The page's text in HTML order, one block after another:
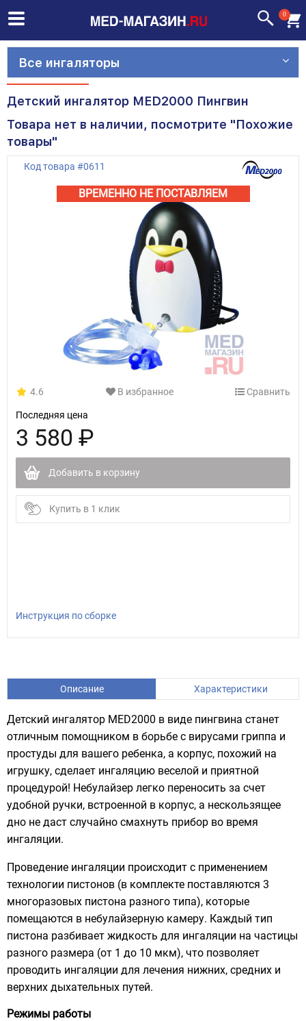
0
Все ингаляторы
Детский ингалятор MED2000 Пингвин
Товара нет в наличии, посмотрите "Похожие
товары"
Код товара #0611
ВРЕМЕННО НЕ ПОСТАВЛЯЕМ
4.6 В избранное Сравнить
Последняя цена
3 580 ₽
Добавить в корзину
Купить в 1 клик
Инструкция по сборке
Описание Характеристики
Детский ингалятор MED2000 в виде пингвина станет
отличным помощником в борьбе с вирусами гриппа и
простуды для вашего ребенка, а корпус, похожий на
игрушку, сделает ингаляцию веселой и приятной
процедурой! Небулайзер легко переносить за счет
удобной ручки, встроенной в корпус, а нескользящее
дно не даст случайно смахнуть прибор во время
ингаляции.
Проведение ингаляции происходит с применением
технологии пистонов (в комплекте поставляются 3
многоразовых пистона разного типа), которые
помещаются в небулайзерную камеру. Каждый тип
пистона разбивает жидкость для ингаляции на частицы
разного размера (от 1 до 10 мкм), что позволяет
проводить ингаляции для лечения нижних, средних и
верхних дыхательных путей.
Режимы работы